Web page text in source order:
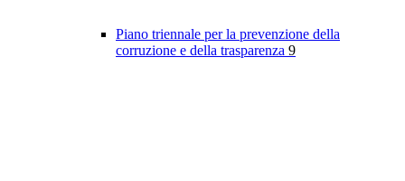
Piano triennale per la prevenzione della
corruzione e della trasparenza 9